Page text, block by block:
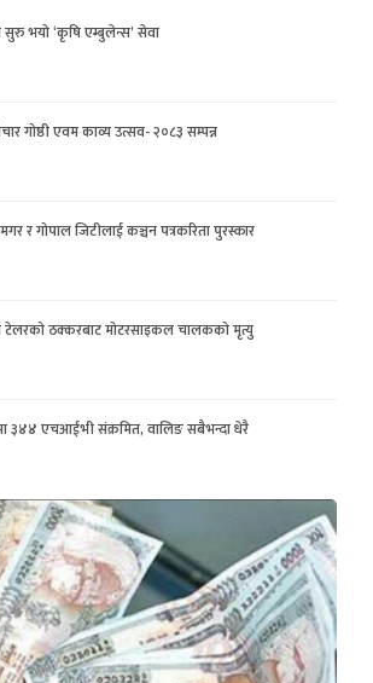
सुरु भयो ‘कृषि एम्बुलेन्स’ सेवा
गोष्ठी एवम काव्य उत्सव- २०८३ सम्पन्न
र गोपाल जिटीलाई कञ्चन पत्रकरिता पुरस्कार
टेलरको ठक्करबाट मोटरसाइकल चालकको मृत्यु
३४४ एचआईभी संक्रमित, वालिङ सबैभन्दा धेरै